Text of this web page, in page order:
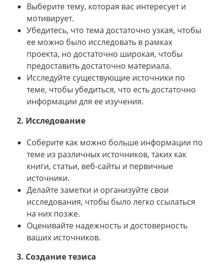
Выберите тему, которая вас интересует и
мотивирует.
Убедитесь, что тема достаточно узкая, чтобы
ее можно было исследовать в рамках
проекта, но достаточно широкая, чтобы
предоставить достаточно материала.
Исследуйте существующие источники по
теме, чтобы убедиться, что есть достаточно
информации для ее изучения.
2. Исследование
Соберите как можно больше информации по
теме из различных источников, таких как
книги, статьи, веб-сайты и первичные
источники.
Делайте заметки и организуйте свои
исследования, чтобы было легко ссылаться
на них позже.
Оценивайте надежность и достоверность
ваших источников.
3. Создание тезиса